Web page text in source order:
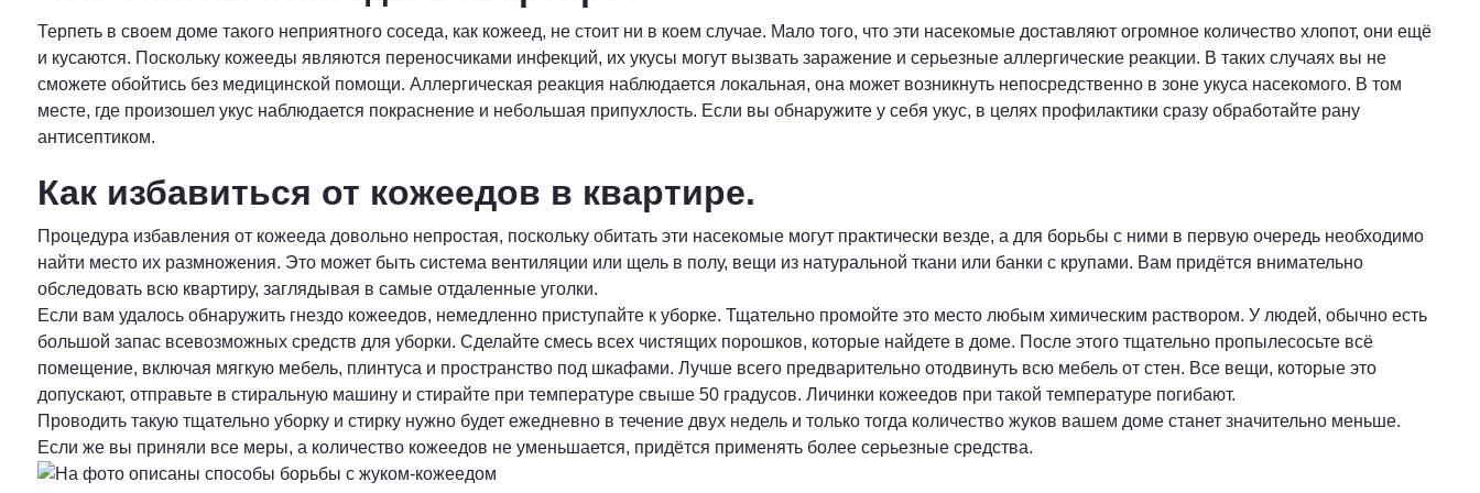
Терпеть в своем доме такого неприятного соседа, как кожеед, не стоит ни в коем случае. Мало того, что эти насекомые доставляют огромное количество хлопот, они ещё
и кусаются. Поскольку кожееды являются переносчиками инфекций, их укусы могут вызвать заражение и серьезные аллергические реакции. В таких случаях вы не
сможете обойтись без медицинской помощи. Аллергическая реакция наблюдается локальная, она может возникнуть непосредственно в зоне укуса насекомого. В том
месте, где произошел укус наблюдается покраснение и небольшая припухлость. Если вы обнаружите у себя укус, в целях профилактики сразу обработайте рану
антисептиком.
Как избавиться от кожеедов в квартире.
Процедура избавления от кожееда довольно непростая, поскольку обитать эти насекомые могут практически везде, а для борьбы с ними в первую очередь необходимо
найти место их размножения. Это может быть система вентиляции или щель в полу, вещи из натуральной ткани или банки с крупами. Вам придётся внимательно
обследовать всю квартиру, заглядывая в самые отдаленные уголки.
Если вам удалось обнаружить гнездо кожеедов, немедленно приступайте к уборке. Тщательно промойте это место любым химическим раствором. У людей, обычно есть
большой запас всевозможных средств для уборки. Сделайте смесь всех чистящих порошков, которые найдете в доме. После этого тщательно пропылесосьте всё
помещение, включая мягкую мебель, плинтуса и пространство под шкафами. Лучше всего предварительно отодвинуть всю мебель от стен. Все вещи, которые это
допускают, отправьте в стиральную машину и стирайте при температуре свыше 50 градусов. Личинки кожеедов при такой температуре погибают.
Проводить такую тщательно уборку и стирку нужно будет ежедневно в течение двух недель и только тогда количество жуков вашем доме станет значительно меньше.
Если же вы приняли все меры, а количество кожеедов не уменьшается, придётся применять более серьезные средства.